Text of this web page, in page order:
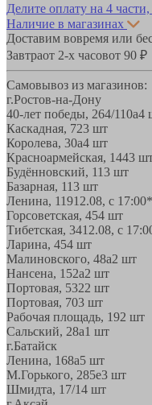
Делите оплату на 4 части,
Наличие в магазинах
Доставим вовремя или
Завтраот 2-х часовот 90 ₽
Самовывоз из магазинов:
г.Ростов-на-Дону
40-лет победы, 264/110а4
Каскадная, 723 шт
Королева, 30а4 шт
Красноармейская, 1443
Будённовский, 113 шт
Базарная, 113 шт
Ленина, 11912.08, с 17:00*
Горсоветская, 454 шт
Тибетская, 3412.08, с
Ларина, 454 шт
Малиновского, 48а2 шт
Нансена, 152а2 шт
Портовая, 5322 шт
Портовая, 703 шт
Рабочая площадь, 192 шт
Сальский, 28a1 шт
г.Батайск
Ленина, 168а5 шт
М.Горького, 285е3 шт
Шмидта, 17/14 шт